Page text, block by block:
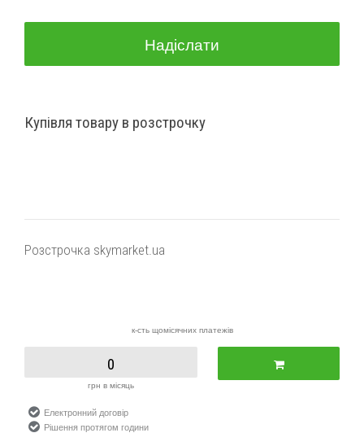
Надіслати
Купівля товару в розстрочку
Розстрочка skymarket.ua
к-сть щомісячних платежів
0
грн в місяць
Електронний договір
Рішення протягом години